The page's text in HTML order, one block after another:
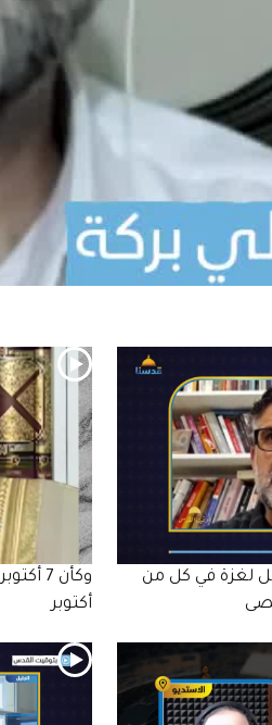
لغزة في كل من
أكتوبر